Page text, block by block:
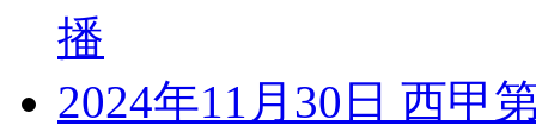
播
2024年11月30日 西甲